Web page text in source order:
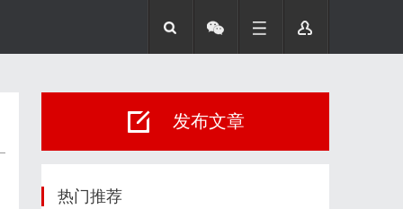
发布文章
热门推荐